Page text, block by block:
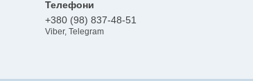
+380 (98) 837-48-51
Viber, Telegram